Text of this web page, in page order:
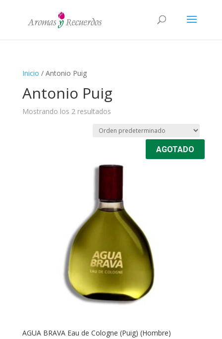
Inicio / Antonio Puig
Antonio Puig
Mostrando los 2 resultados
AGOTADO
AGUA BRAVA Eau de Cologne (Puig) (Hombre)